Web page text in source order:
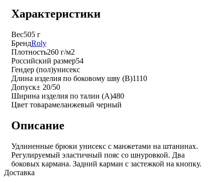
Характеристики
Вес505 г
БрендRoly
Плотность260 г/м2
Российский размер54
Гендер (пол)унисекс
Длина изделия по боковому шву (B)1110
Допуск± 20/50
Ширина изделия по талии (A)480
Цвет товарамеланжевый черный
Описание
Удлиненные брюки унисекс с манжетами на штанинах.
Регулируемый эластичный пояс со шнуровкой. Два
боковых кармана. Задний карман с застежкой на кнопку.
Доставка